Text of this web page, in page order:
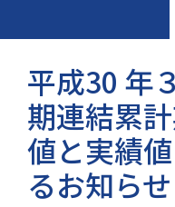
平成30 年
期連結累
値と実績
るお知らせ